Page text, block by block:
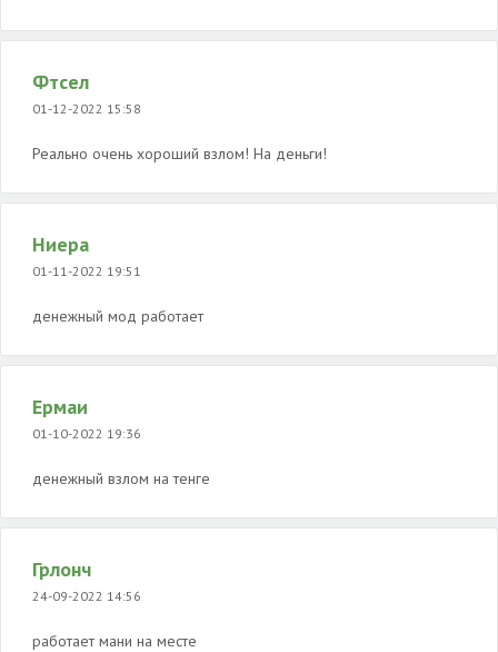
Фтсел
01-12-2022 15:58
Реально очень хороший взлом! На деньги!
Ниера
01-11-2022 19:51
денежный мод работает
Ермаи
01-10-2022 19:36
денежный взлом на тенге
Грлонч
24-09-2022 14:56
работает мани на месте